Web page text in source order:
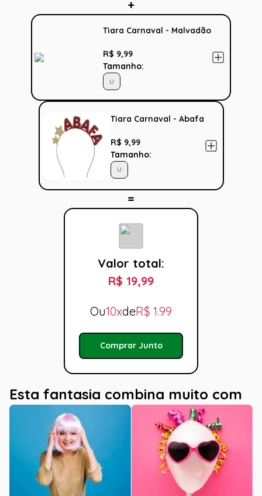
Tiara Carnaval - Malvadão
R$ 9,99
Tamanho:
U
Tiara Carnaval - Abafa
R$ 9,99
Tamanho:
U
Valor total:
R$ 19,99
Ou10xdeR$ 1.99
Comprar Junto
Esta fantasia combina muito com